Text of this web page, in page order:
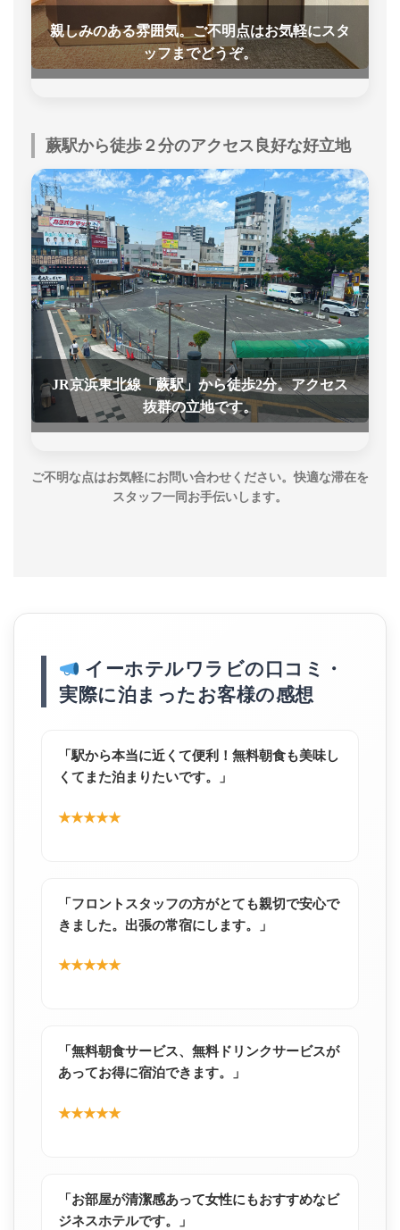
親しみのある雰囲気。ご不明点はお気軽にスタ
ッフまでどうぞ。
蕨駅から徒歩２分のアクセス良好な好立地
JR京浜東北線「蕨駅」から徒歩2分。アクセス
抜群の立地です。
ご不明な点はお気軽にお問い合わせください。快適な滞在を
スタッフ一同お手伝いします。
イーホテルワラビの口コミ・
実際に泊まったお客様の感想
「駅から本当に近くて便利！無料朝食も美味し
くてまた泊まりたいです。」
★★★★★
「フロントスタッフの方がとても親切で安心で
きました。出張の常宿にします。」
★★★★★
「無料朝食サービス、無料ドリンクサービスが
あってお得に宿泊できます。」
★★★★★
「お部屋が清潔感あって女性にもおすすめなビ
ジネスホテルです。」